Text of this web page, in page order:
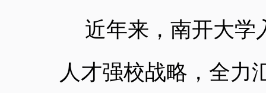
近年来，南开大学
人才强校战略，全力